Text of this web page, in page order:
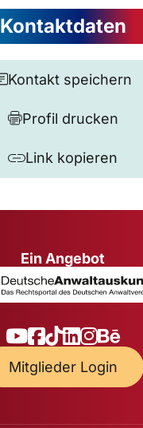
Kontaktdaten
Kontakt speichern
Profil drucken
Link kopieren
Ein Angebot
Mitglieder Login